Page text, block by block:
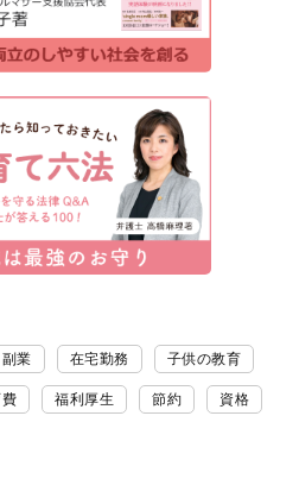
副業 在宅勤務 子供の教育
福利厚生 節約 資格